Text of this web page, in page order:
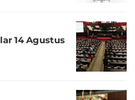
14 Agustus